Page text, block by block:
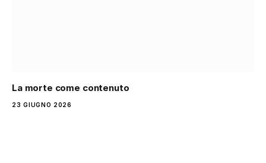
La morte come contenuto
23 GIUGNO 2026